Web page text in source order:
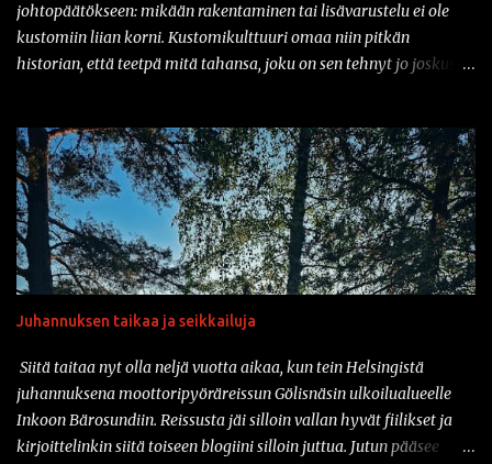
johtopäätökseen: mikään rakentaminen tai lisävarustelu ei ole
kustomiin liian korni. Kustomikulttuuri omaa niin pitkän
historian, että teetpä mitä tahansa, joku on sen tehnyt jo joskus
parin vuoden sisään nähtyä mm. prätkäliivi, mikä oli päällystetty
kokonaan kaljatölkin avausklipsuilla ja muuta vastaavaa.
Natsikypärä on ollut varsinkin sarjakuvissa ja pilapiirroksissa
varsin tyypillinen päähine klisheisillä moottoripyöräkerholaisilla.
Suomessa sotilaspotassa ajaminen ei kuitenkaan ole ollut
luvallista kypärien turvastandardien takia. Mutta nyt asiaan on
saatavilla korjausta: amerikkalainen Iron Horse Helmets
valmistaa nimittäin klassisen Stahlhelmen muotoa jäljittelevää
päivänähän myös DOT kelpaa täällä suomessa. Vaikka tuo
kyseinen...
Juhannuksen taikaa ja seikkailuja
Siitä taitaa nyt olla neljä vuotta aikaa, kun tein Helsingistä
juhannuksena moottoripyöräreissun Gölisnäsin ulkoilualueelle
Inkoon Bärosundiin. Reissusta jäi silloin vallan hyvät fiilikset ja
kirjoittelinkin siitä toiseen blogiini silloin juttua. Jutun pääsee